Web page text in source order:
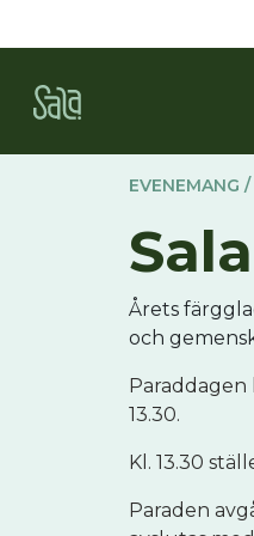
EVENEMANG /
Årets
och
13.30.
Kl. 13.30
Paraden